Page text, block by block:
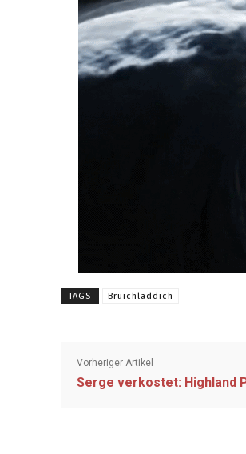
TAGS Bruichladdich
Vorheriger Artikel
Serge verkostet: Highland